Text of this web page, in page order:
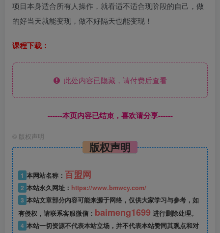
项目本身适合所有人操作，就看适不适合现阶段的自己，做
的好当天就能变现，做不好隔天也能变现！
课程下载：
此处内容已隐藏，请付费后查看
------本页内容已结束，喜欢请分享------
© 版权声明
版权声明
1 本网站名称： 百盟网
2 本站永久网址： https://www.bmwcy.com/
3 本站文章部分内容可能来源于网络，仅供大家学习与参考，如
有侵权，请联系客服微信： baimeng1699 进行删除处理。
4 本站一切资源不代表本站立场，并不代表本站赞同其观点和对